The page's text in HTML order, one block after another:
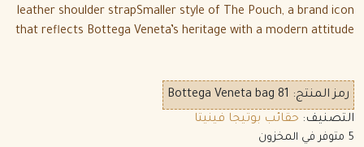
leather shoulder strapSmaller style of The Pouch, a brand icon
that reflects Bottega Veneta’s heritage with a modern attitude
رمز المنتج: Bottega Veneta bag 81
التصنيف: حقائب بوتيجا فينيتا
5 متوفر في المخزون